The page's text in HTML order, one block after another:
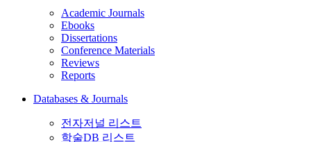
Academic Journals
Ebooks
Dissertations
Conference Materials
Reviews
Reports
Databases & Journals
전자저널 리스트
학술DB 리스트